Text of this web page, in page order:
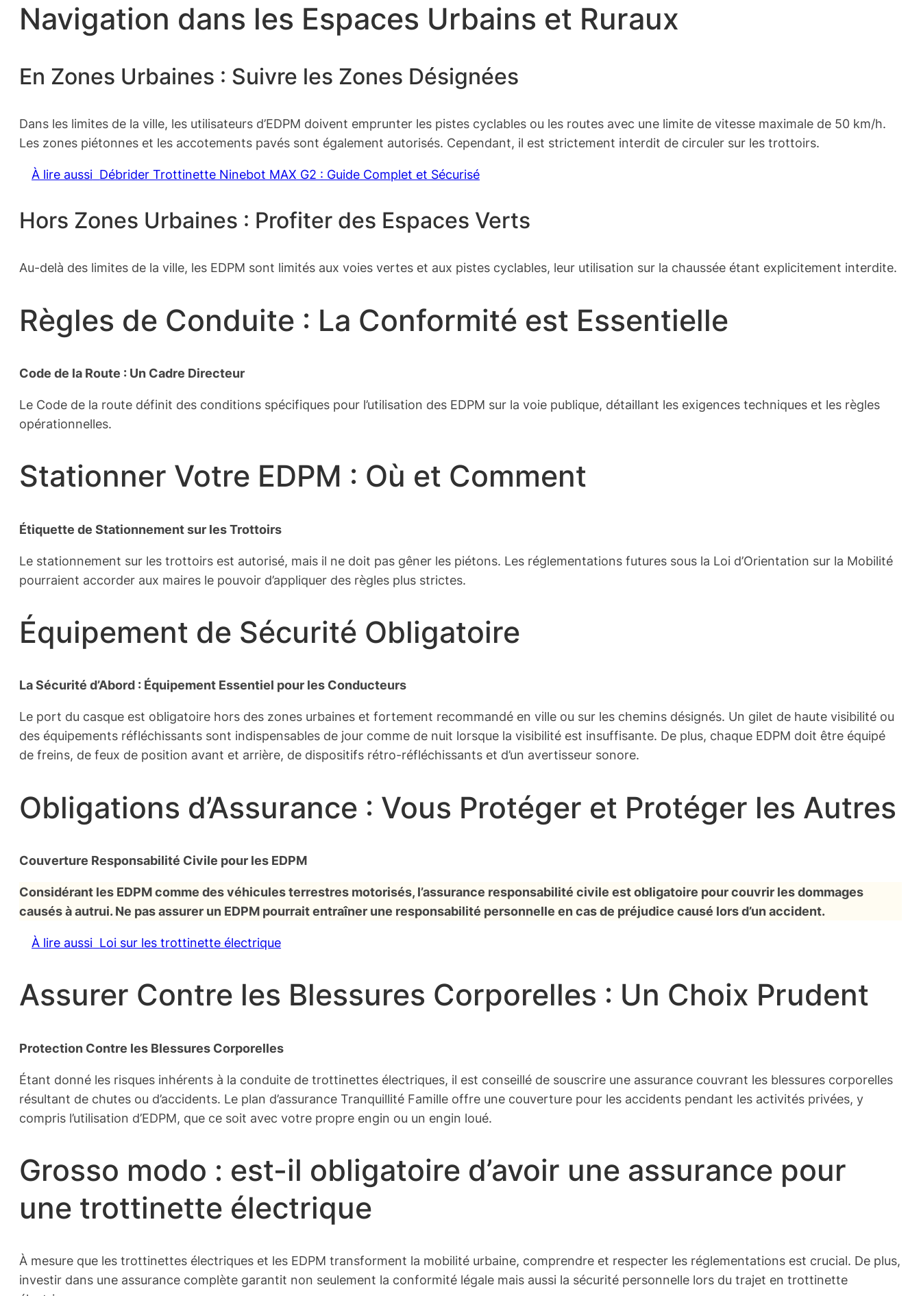
Navigation dans les Espaces Urbains et Ruraux
En Zones Urbaines : Suivre les Zones Désignées
Dans les limites de la ville, les utilisateurs d’EDPM doivent emprunter les pistes cyclables ou les routes avec une limite de vitesse maximale de 50 km/h.
Les zones piétonnes et les accotements pavés sont également autorisés. Cependant, il est strictement interdit de circuler sur les trottoirs.
À lire aussi Débrider Trottinette Ninebot MAX G2 : Guide Complet et Sécurisé
Hors Zones Urbaines : Profiter des Espaces Verts
Au-delà des limites de la ville, les EDPM sont limités aux voies vertes et aux pistes cyclables, leur utilisation sur la chaussée étant explicitement interdite.
Règles de Conduite : La Conformité est Essentielle
Code de la Route : Un Cadre Directeur
Le Code de la route définit des conditions spécifiques pour l’utilisation des EDPM sur la voie publique, détaillant les exigences techniques et les règles
opérationnelles.
Stationner Votre EDPM : Où et Comment
Étiquette de Stationnement sur les Trottoirs
Le stationnement sur les trottoirs est autorisé, mais il ne doit pas gêner les piétons. Les réglementations futures sous la Loi d’Orientation sur la Mobilité
pourraient accorder aux maires le pouvoir d’appliquer des règles plus strictes.
Équipement de Sécurité Obligatoire
La Sécurité d’Abord : Équipement Essentiel pour les Conducteurs
Le port du casque est obligatoire hors des zones urbaines et fortement recommandé en ville ou sur les chemins désignés. Un gilet de haute visibilité ou
des équipements réfléchissants sont indispensables de jour comme de nuit lorsque la visibilité est insuffisante. De plus, chaque EDPM doit être équipé
de freins, de feux de position avant et arrière, de dispositifs rétro-réfléchissants et d’un avertisseur sonore.
Obligations d’Assurance : Vous Protéger et Protéger les Autres
Couverture Responsabilité Civile pour les EDPM
Considérant les EDPM comme des véhicules terrestres motorisés, l’assurance responsabilité civile est obligatoire pour couvrir les dommages
causés à autrui. Ne pas assurer un EDPM pourrait entraîner une responsabilité personnelle en cas de préjudice causé lors d’un accident.
À lire aussi Loi sur les trottinette électrique
Assurer Contre les Blessures Corporelles : Un Choix Prudent
Protection Contre les Blessures Corporelles
Étant donné les risques inhérents à la conduite de trottinettes électriques, il est conseillé de souscrire une assurance couvrant les blessures corporelles
résultant de chutes ou d’accidents. Le plan d’assurance Tranquillité Famille offre une couverture pour les accidents pendant les activités privées, y
compris l’utilisation d’EDPM, que ce soit avec votre propre engin ou un engin loué.
Grosso modo : est-il obligatoire d’avoir une assurance pour
une trottinette électrique
À mesure que les trottinettes électriques et les EDPM transforment la mobilité urbaine, comprendre et respecter les réglementations est crucial. De plus,
investir dans une assurance complète garantit non seulement la conformité légale mais aussi la sécurité personnelle lors du trajet en trottinette